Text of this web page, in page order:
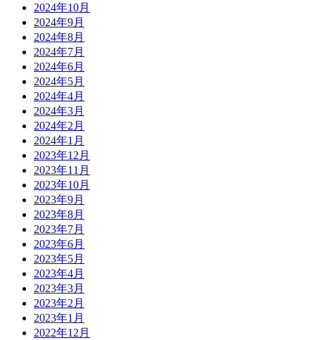
2024年10月
2024年9月
2024年8月
2024年7月
2024年6月
2024年5月
2024年4月
2024年3月
2024年2月
2024年1月
2023年12月
2023年11月
2023年10月
2023年9月
2023年8月
2023年7月
2023年6月
2023年5月
2023年4月
2023年3月
2023年2月
2023年1月
2022年12月